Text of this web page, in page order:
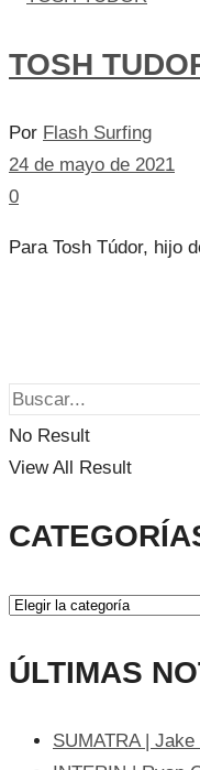
TOSH
Por Flash Surfing
24 de mayo de 2021
0
Para Tosh Túdor, hijo
No Result
View All Result
ÚLTIMAS
SUMATRA |